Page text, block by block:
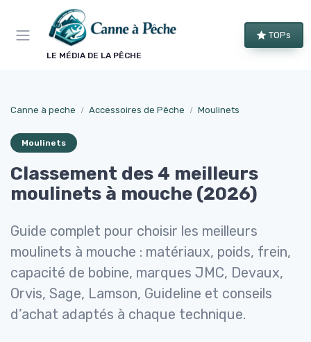
LE MÉDIA DE LA PÊCHE
TOPs
Canne à peche Accessoires de Pêche Moulinets
Moulinets
Classement des 4 meilleurs
moulinets à mouche (2026)
Guide complet pour choisir les meilleurs
moulinets à mouche : matériaux, poids, frein,
capacité de bobine, marques JMC, Devaux,
Orvis, Sage, Lamson, Guideline et conseils
d’achat adaptés à chaque technique.
Panneau de gestion des cookies